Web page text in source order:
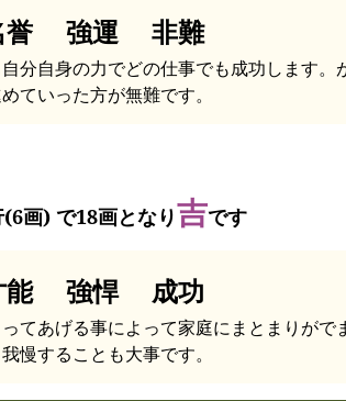
誉 強運 非難
分自身の力でどの仕事でも成功します。
ていった方が無難です。
画) で18画となり吉です
強悍 成功
てあげる事によって家庭にまとまりがで
慢することも大事です。